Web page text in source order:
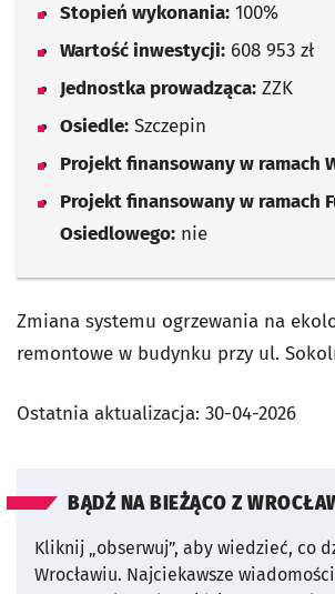
Stopień wykonania: 100%
Wartość inwestycji: 608 953 zł
Jednostka prowadząca: ZZK
Osiedle: Szczepin
Projekt finansowany w ramach
Projekt finansowany w ramach
Osiedlowego: nie
Zmiana systemu ogrzewania na
remontowe w budynku przy ul.
Ostatnia aktualizacja: 30-04-2026
BĄDŹ NA BIEŻĄCO Z
Kliknij „obserwuj”, aby wiedzieć, co
Wrocławiu. Najciekawsze